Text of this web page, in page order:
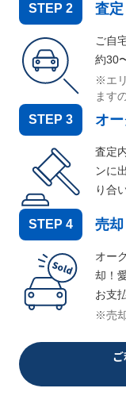
STEP 2 査定
ご自
約30
※エ
ます
STEP 3 オ
査定
ンに
り合
STEP 4 売却
オー
却！
お支
※売